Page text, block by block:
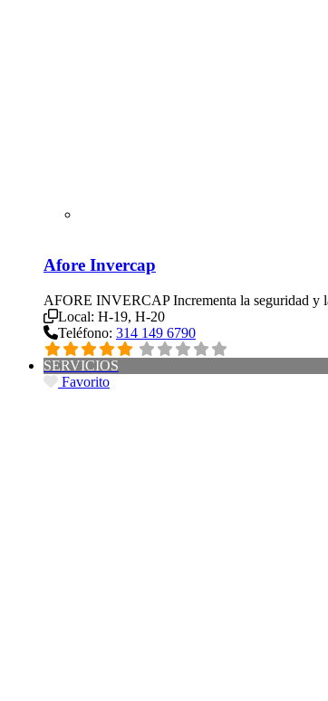
Afore Invercap
AFORE INVERCAP Incrementa la seguridad y
Local: H-19, H-20
Teléfono: 314 149 6790
SERVICIOS
Favorito